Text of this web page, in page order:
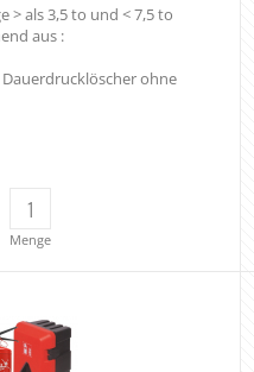
> als 3,5 to und < 7,5 to
aus :
Dauerdrucklöscher ohne
Menge